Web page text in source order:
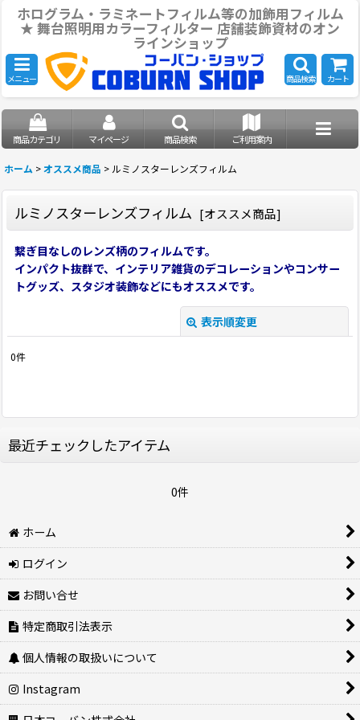
ホログラム・ラミネートフィルム等の加飾用フィルム
★ 舞台照明用カラーフィルター 店舗装飾資材のオン
ラインショップ
メニュー 商品検索 カート
商品カテゴリ マイページ 商品検索 ご利用案内
ホーム >オススメ商品 > ルミノスターレンズフィルム
ルミノスターレンズフィルム [オススメ商品]
繋ぎ目なしのレンズ柄のフィルムです。
インパクト抜群で、インテリア雑貨のデコレーションやコンサー
トグッズ、スタジオ装飾などにもオススメです。
表示順変更
絞り込む
0件
最近チェックしたアイテム
0件
ホーム
ログイン
お問い合せ
特定商取引法表示
個人情報の取扱いについて
Instagram